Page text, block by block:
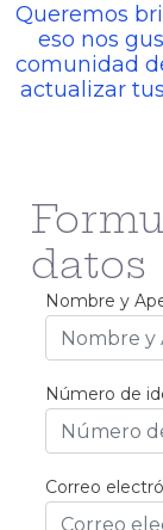
Queremos
eso nos
comunidad
actualizar
datos
Nombre y
Número de
Correo